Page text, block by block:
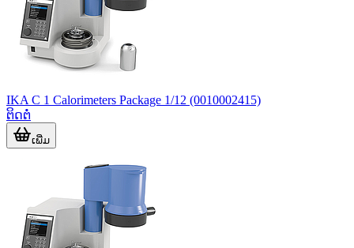
IKA C 1 Calorimeters Package 1/12 (0010002415)
ຕິດຕໍ່
ເພີ່ມ